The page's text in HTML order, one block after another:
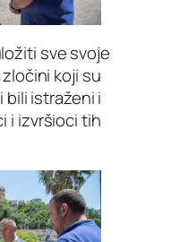
sve svoje
koji su
istraženi i
i izvršioci tih